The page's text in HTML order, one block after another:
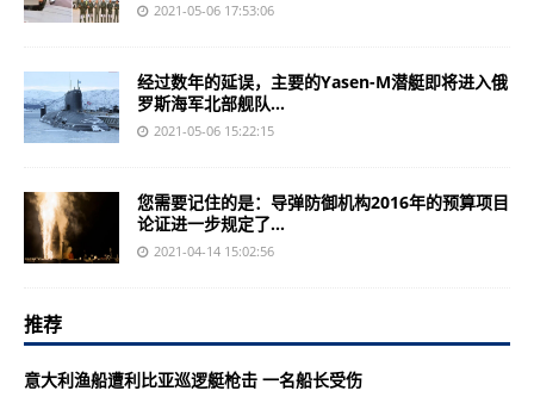
2021-05-06 17:53:06
经过数年的延误，主要的Yasen-M潜艇即将进入俄
罗斯海军北部舰队...
2021-05-06 15:22:15
您需要记住的是：导弹防御机构2016年的预算项目
论证进一步规定了...
2021-04-14 15:02:56
推荐
意大利渔船遭利比亚巡逻艇枪击 一名船长受伤